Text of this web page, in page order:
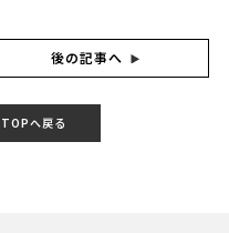
後の記事へ
へ戻る